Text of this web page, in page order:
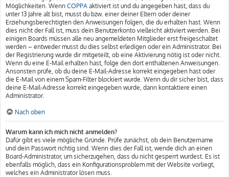
Möglichkeiten. Wenn COPPA aktiviert ist und du angegeben hast, dass du
unter 13 Jahre alt bist, musst du bzw. einer deiner Eltern oder deiner
Erziehungsberechtigten den Anweisungen folgen, die du erhalten hast. Wenn
dies nicht der Fall ist, muss dein Benutzerkonto vielleicht aktiviert werden. Bei
einigen Boards müssen alle neu angemeldeten Mitglieder erst freigeschaltet
werden – entweder musst du dies selbst erledigen oder ein Administrator. Bei
der Registrierung wurde dir mitgeteilt, ob eine Aktivierung nötig ist oder nicht.
Wenn du eine E-Mail erhalten hast, folge den dort enthaltenen Anweisungen.
Ansonsten prüfe, ob du deine E-Mail-Adresse korrekt eingegeben hast oder
die E-Mail von einem Spam-Filter blockiert wurde. Wenn du dir sicher bist, dass
deine E-Mail-Adresse korrekt eingegeben wurde, dann kontaktiere einen
Administrator.
Nach oben
Warum kann ich mich nicht anmelden?
Dafür gibt es viele mögliche Gründe. Prüfe zunächst, ob dein Benutzername
und dein Passwort richtig sind. Wenn dies der Fall ist, wende dich an einen
Board-Administrator, um sicherzugehen, dass du nicht gesperrt wurdest. Es ist
ebenfalls möglich, dass ein Konfigurationsproblem mit der Website vorliegt,
welches ein Administrator lösen muss.